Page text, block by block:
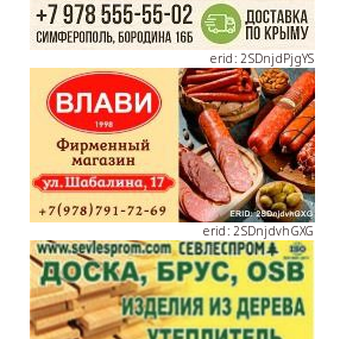
erid: 2SDnjdPjgYS
erid: 2SDnjdvhGXG